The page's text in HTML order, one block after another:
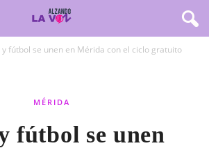
y fútbol se unen en Mérida con el ciclo gratuito
MÉRIDA
fútbol se unen